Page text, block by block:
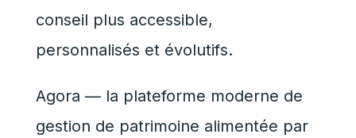
conseil plus accessible,
personnalisés et évolutifs.
Agora — la plateforme moderne de
gestion de patrimoine alimentée par